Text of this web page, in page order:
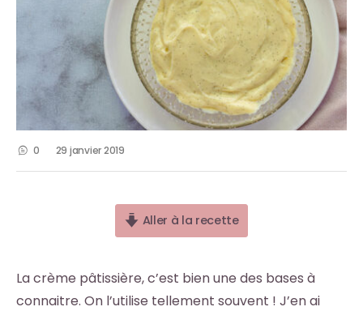
0 29 janvier 2019
Aller à la recette
La crème pâtissière, c’est bien une des bases à
connaitre. On l’utilise tellement souvent ! J’en ai